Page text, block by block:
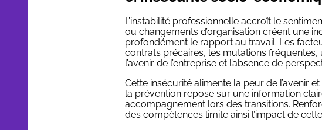
L’instabilité professionnelle accroît le
ou changements d’organisation créent une
profondément le rapport au travail. Les
contrats précaires, les mutations
l’avenir de l’entreprise et l’absence de
Cette insécurité alimente la peur de l’avenir
la prévention repose sur une information
accompagnement lors des transitions.
des compétences limite ainsi l’impact de